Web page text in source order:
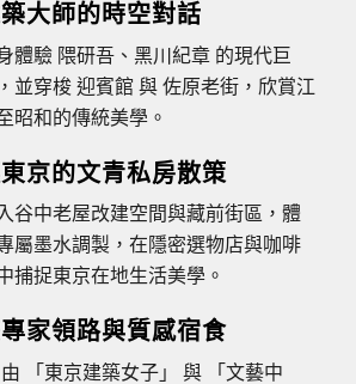
大師的時空對話
體驗 隈研吾、黑川紀章 的現代巨
並穿梭 迎賓館 與 佐原老街，欣賞江
昭和的傳統美學。
京的文青私房散策
谷中老屋改建空間與藏前街區，體
屬墨水調製，在隱密選物店與咖啡
捕捉東京在地生活美學。
家領路與質感宿食
由 「東京建築女子」 與 「文藝中